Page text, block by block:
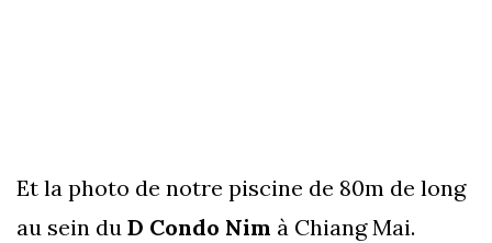
Et la photo de notre piscine de 80m de long
au sein du D Condo Nim à Chiang Mai.